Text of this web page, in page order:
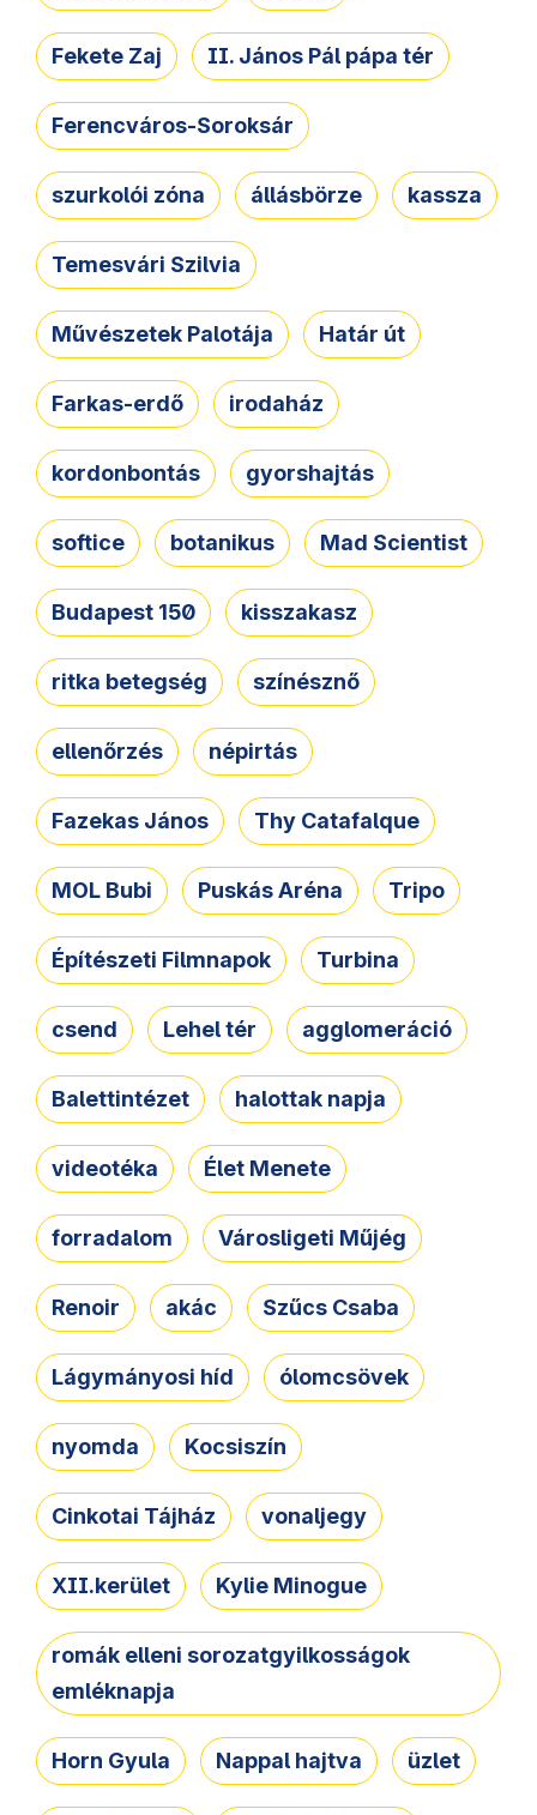
Fekete Zaj II. János Pál pápa tér
Ferencváros-Soroksár
szurkolói zóna állásbörze kassza
Temesvári Szilvia
Művészetek Palotája Határ út
Farkas-erdő irodaház
kordonbontás gyorshajtás
softice botanikus Mad Scientist
Budapest 150 kisszakasz
ritka betegség színésznő
ellenőrzés népirtás
Fazekas János Thy Catafalque
MOL Bubi Puskás Aréna Tripo
Építészeti Filmnapok Turbina
csend Lehel tér agglomeráció
Balettintézet halottak napja
videotéka Élet Menete
forradalom Városligeti Műjég
Renoir akác Szűcs Csaba
Lágymányosi híd ólomcsövek
nyomda Kocsiszín
Cinkotai Tájház vonaljegy
XII.kerület Kylie Minogue
romák elleni sorozatgyilkosságok
emléknapja
Horn Gyula Nappal hajtva üzlet